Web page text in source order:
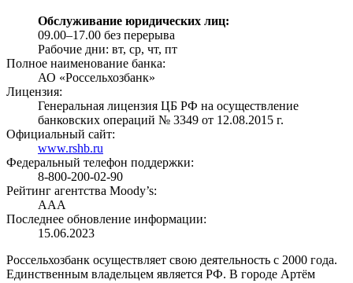
Обслуживание юридических лиц:
09.00–17.00 без перерыва
Рабочие дни: вт, ср, чт, пт
Полное наименование банка:
АО «Россельхозбанк»
Лицензия:
Генеральная лицензия ЦБ РФ на осуществление
банковских операций № 3349 от 12.08.2015 г.
Официальный сайт:
www.rshb.ru
Федеральный телефон поддержки:
8-800-200-02-90
Рейтинг агентства Moody’s:
AAA
Последнее обновление информации:
15.06.2023
Россельхозбанк осуществляет свою деятельность с 2000 года.
Единственным владельцем является РФ. В городе Артём